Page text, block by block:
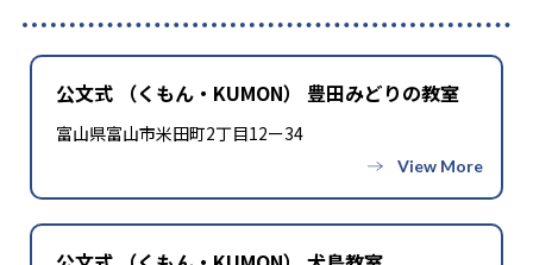
公文式 （くもん・KUMON） 豊田みどりの教室
富山県富山市米田町2丁目12ー34